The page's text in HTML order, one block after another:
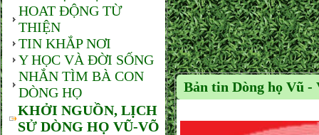
HOAT ĐỘNG TỪ
THIỆN
TIN KHẮP NƠI
Y HỌC VÀ ĐỜI SỐNG
NHẮN TÌM BÀ CON
DÒNG HỌ
KHỞI NGUỒN, LỊCH
SỬ DÒNG HỌ VŨ-VÕ
Bản tin Dòng họ Vũ -